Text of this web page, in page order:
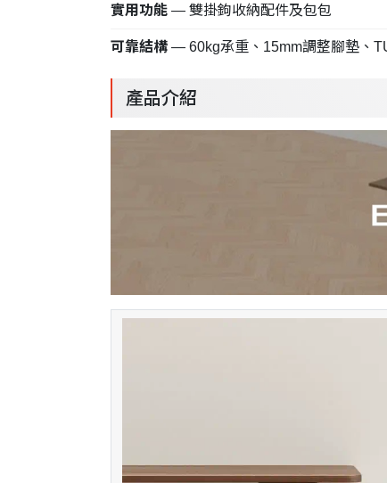
實用功能 — 雙掛鉤收納配件及包包
可靠結構 — 60kg承重、15mm調整腳墊、
產品介紹